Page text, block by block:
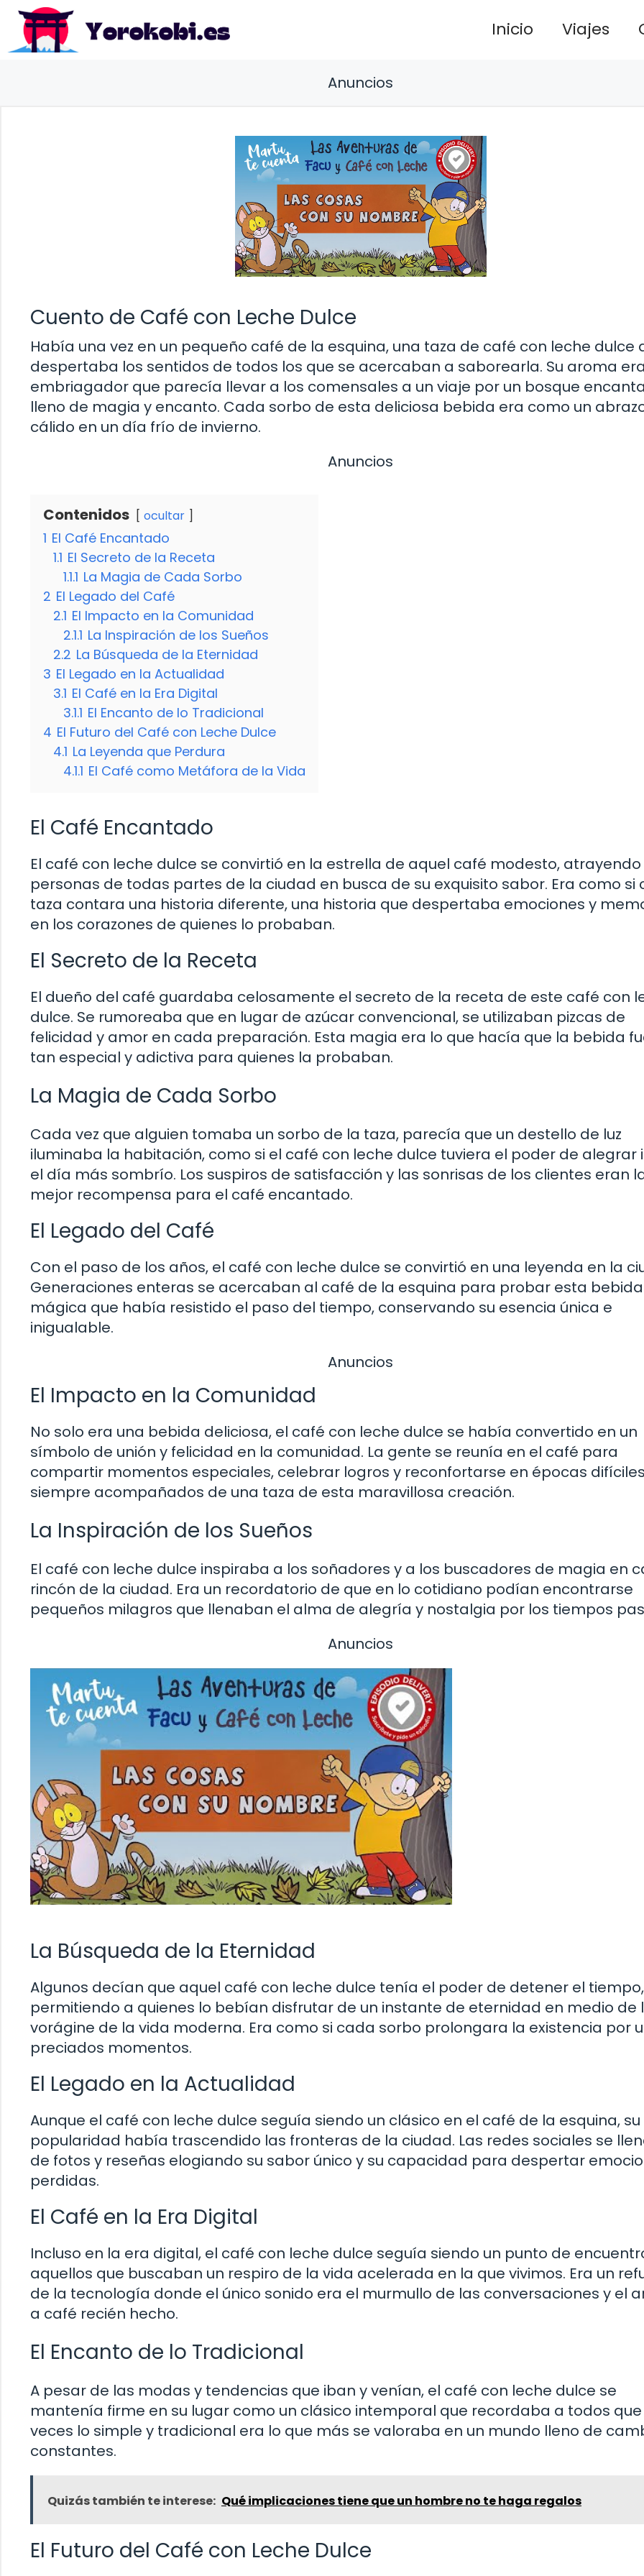
Saltar
contenido
Inicio Viajes
Anuncios
Cuento de Café con Leche Dulce
Había una vez en un pequeño café de la esquina, una taza de café con leche dulce
despertaba los sentidos de todos los que se acercaban a saborearla. Su aroma
embriagador que parecía llevar a los comensales a un viaje por un bosque
lleno de magia y encanto. Cada sorbo de esta deliciosa bebida era como un
cálido en un día frío de invierno.
Anuncios
Contenidos ocultar
1 El Café Encantado
1.1 El Secreto de la Receta
1.1.1 La Magia de Cada Sorbo
2 El Legado del Café
2.1 El Impacto en la Comunidad
2.1.1 La Inspiración de los Sueños
2.2 La Búsqueda de la Eternidad
3 El Legado en la Actualidad
3.1 El Café en la Era Digital
3.1.1 El Encanto de lo Tradicional
4 El Futuro del Café con Leche Dulce
4.1 La Leyenda que Perdura
4.1.1 El Café como Metáfora de la Vida
El Café Encantado
El café con leche dulce se convirtió en la estrella de aquel café modesto, atrayendo
personas de todas partes de la ciudad en busca de su exquisito sabor. Era como si
taza contara una historia diferente, una historia que despertaba emociones y
en los corazones de quienes lo probaban.
El Secreto de la Receta
El dueño del café guardaba celosamente el secreto de la receta de este café con
dulce. Se rumoreaba que en lugar de azúcar convencional, se utilizaban pizcas de
felicidad y amor en cada preparación. Esta magia era lo que hacía que la bebida
tan especial y adictiva para quienes la probaban.
La Magia de Cada Sorbo
Cada vez que alguien tomaba un sorbo de la taza, parecía que un destello de luz
iluminaba la habitación, como si el café con leche dulce tuviera el poder de alegrar
el día más sombrío. Los suspiros de satisfacción y las sonrisas de los clientes eran
mejor recompensa para el café encantado.
El Legado del Café
Con el paso de los años, el café con leche dulce se convirtió en una leyenda en la
Generaciones enteras se acercaban al café de la esquina para probar esta bebida
mágica que había resistido el paso del tiempo, conservando su esencia única e
inigualable.
Anuncios
El Impacto en la Comunidad
No solo era una bebida deliciosa, el café con leche dulce se había convertido en un
símbolo de unión y felicidad en la comunidad. La gente se reunía en el café para
compartir momentos especiales, celebrar logros y reconfortarse en épocas
siempre acompañados de una taza de esta maravillosa creación.
La Inspiración de los Sueños
El café con leche dulce inspiraba a los soñadores y a los buscadores de magia en
rincón de la ciudad. Era un recordatorio de que en lo cotidiano podían encontrarse
pequeños milagros que llenaban el alma de alegría y nostalgia por los tiempos
Anuncios
La Búsqueda de la Eternidad
Algunos decían que aquel café con leche dulce tenía el poder de detener el tiempo,
permitiendo a quienes lo bebían disfrutar de un instante de eternidad en medio de
vorágine de la vida moderna. Era como si cada sorbo prolongara la existencia por
preciados momentos.
El Legado en la Actualidad
Aunque el café con leche dulce seguía siendo un clásico en el café de la esquina, su
popularidad había trascendido las fronteras de la ciudad. Las redes sociales se
de fotos y reseñas elogiando su sabor único y su capacidad para despertar
perdidas.
El Café en la Era Digital
Incluso en la era digital, el café con leche dulce seguía siendo un punto de
aquellos que buscaban un respiro de la vida acelerada en la que vivimos. Era un
de la tecnología donde el único sonido era el murmullo de las conversaciones y el
a café recién hecho.
El Encanto de lo Tradicional
A pesar de las modas y tendencias que iban y venían, el café con leche dulce se
mantenía firme en su lugar como un clásico intemporal que recordaba a todos que
veces lo simple y tradicional era lo que más se valoraba en un mundo lleno de
constantes.
Quizás también te interese: Qué implicaciones tiene que un hombre no te haga regalos
El Futuro del Café con Leche Dulce